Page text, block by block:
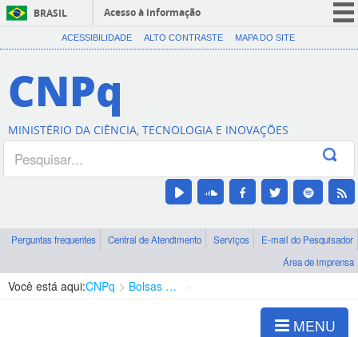
BRASIL
Acesso à informação
CORONAVÍRUS (COVID-19)
Canais
ACESSIBILIDADE ALTO CONTRASTE MAPA DO SITE
CNPq
MINISTÉRIO DA CIÊNCIA, TECNOLOGIA E INOVAÇÕES
Perguntas frequentes Central de Atendimento Serviços
E-mail do Pesquisador
Área de imprensa
Você está aqui:CNPq Bolsas e Auxílios Vigentes
MENU